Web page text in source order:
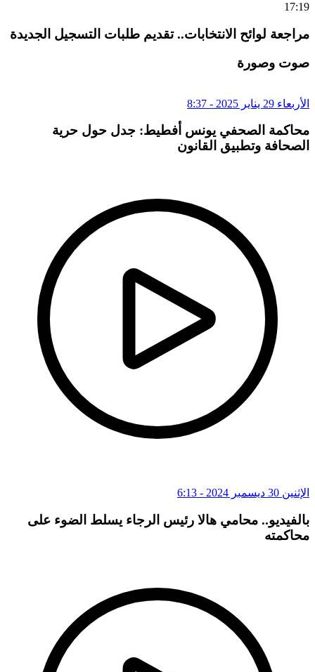
17:19
مراجعة لوائح الانتخابات.. تقديم طلبات التسجيل الجديدة
صوت وصورة
الأربعاء 29 يناير 2025 - 8:37
محاكمة الصحفي يونس أفطيط: جدل حول حرية
الصحافة وتطبيق القانون
الإثنين 30 ديسمبر 2024 - 6:13
بالفيديو.. محامي هالا رئيس الرجاء يسلط الضوء على
محاكمته